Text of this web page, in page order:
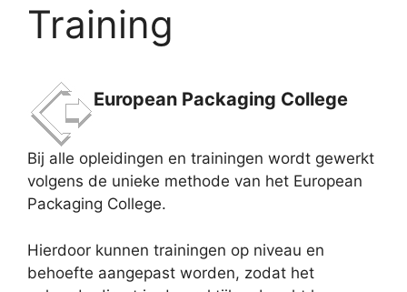
Training
European Packaging College
Bij alle opleidingen en trainingen wordt gewerkt
volgens de unieke methode van het European
Packaging College.
Hierdoor kunnen trainingen op niveau en
behoefte aangepast worden, zodat het